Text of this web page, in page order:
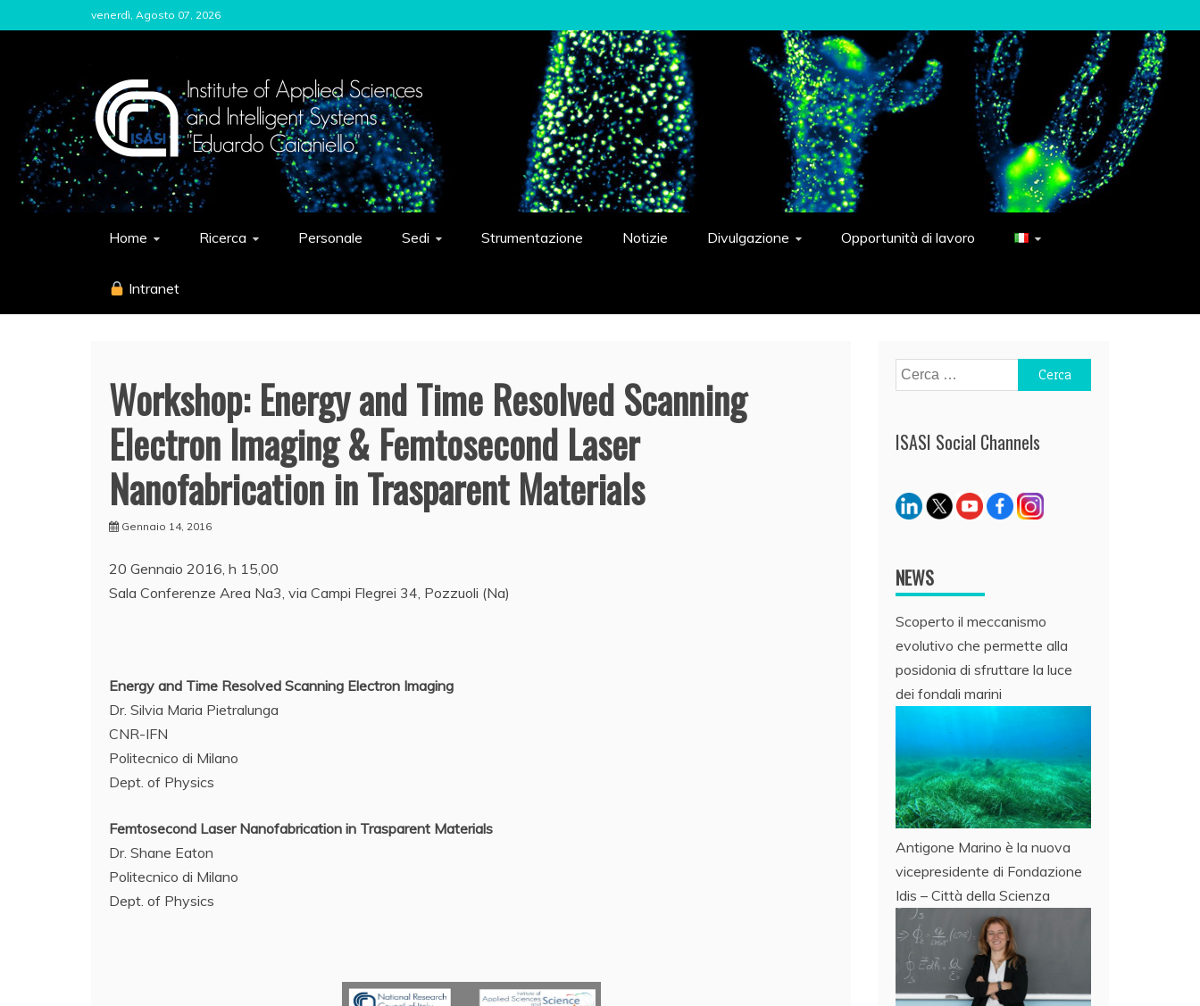
to
venerdì, Agosto 07, 2026
ISASI
Institute of Applied Sciences and Intelligent Systems "Eduardo Caianiello"
Home Ricerca Personale Sedi Strumentazione Notizie Divulgazione Opportunità di lavoro
Intranet
Workshop: Energy and Time Resolved Scanning
Electron Imaging & Femtosecond Laser
Nanofabrication in Trasparent Materials
Gennaio 14, 2016
20 Gennaio 2016, h 15,00
Sala Conferenze Area Na3, via Campi Flegrei 34, Pozzuoli (Na)
Energy and Time Resolved Scanning Electron Imaging
Dr. Silvia Maria Pietralunga
CNR-IFN
Politecnico di Milano
Dept. of Physics
Femtosecond Laser Nanofabrication in Trasparent Materials
Dr. Shane Eaton
Politecnico di Milano
Dept. of Physics
Ricerca
per:
ISASI Social Channels
NEWS
Scoperto il meccanismo
evolutivo che permette alla
posidonia di sfruttare la luce
dei fondali marini
Antigone Marino è la nuova
vicepresidente di Fondazione
Idis – Città della Scienza